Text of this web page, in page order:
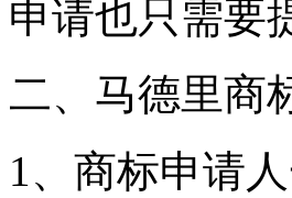
申请也只需要
二、马德里商
1、商标申请